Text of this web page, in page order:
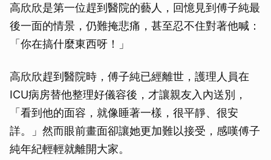
高欣欣是第一位趕到醫院的藝人，回憶見到傅子純最
後一面的情景，仍難掩悲痛，甚至忍不住對著他喊：
「你在搞什麼東西呀！」
高欣欣趕到醫院時，傅子純已經離世，護理人員在
ICU病房替他整理好儀容後，才讓親友入內送別，
「看到他的面容，就像睡著一樣，很平靜、很安
詳。」然而眼前畫面卻讓她更加難以接受，感嘆傅子
純年紀輕輕就離開大家。